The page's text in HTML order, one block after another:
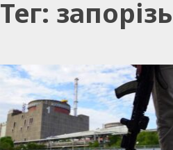
Тег: